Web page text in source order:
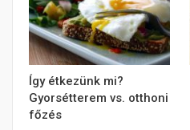
Így étkezünk mi?
Gyorsétterem vs. otthoni
főzés